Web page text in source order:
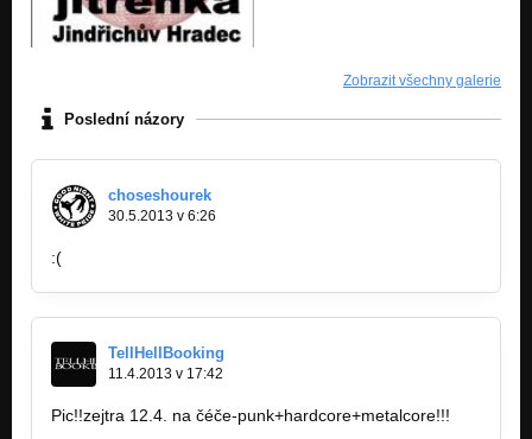
Zobrazit všechny galerie
Poslední názory
choseshourek
30.5.2013 v 6:26
:(
TellHellBooking
11.4.2013 v 17:42
Pic!!zejtra 12.4. na čéče-punk+hardcore+metalcore!!!